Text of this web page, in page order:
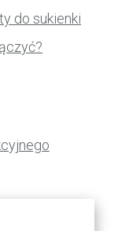
do sukienki